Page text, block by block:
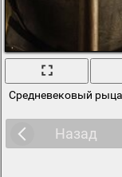
Средневековый
Назад